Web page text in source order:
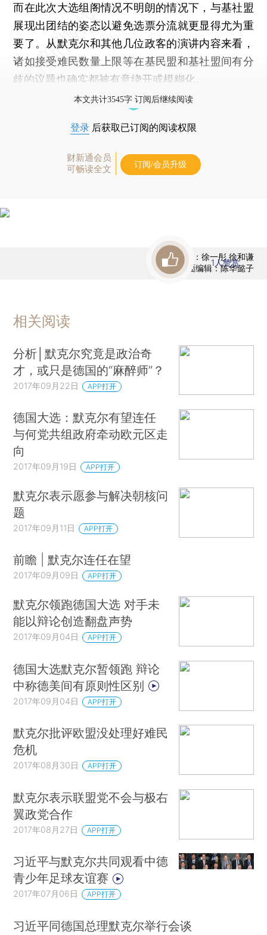
而在此次大选组阁情况不明朗的情况下，与基社盟
展现出团结的姿态以避免选票分流就更显得尤为重
要了。从默克尔和其他几位政客的演讲内容来看，
诸如接受难民数量上限等在基民盟和基社盟间有分
歧的议题也确实都被有意绕开或模糊化。
本文共计3545字 订阅后继续阅读
登录 后获取已订阅的阅读权限
财新通会员
可畅读全文
订阅/会员升级
责任编辑：徐一彤 徐和谦
版面编辑：陈华懿子
1 人赞赏
相关阅读
分析│默克尔究竟是政治奇
才，或只是德国的“麻醉师”？
2017年09月22日 APP打开
德国大选：默克尔有望连任
与何党共组政府牵动欧元区走
向
2017年09月19日 APP打开
默克尔表示愿参与解决朝核问
题
2017年09月11日 APP打开
前瞻 | 默克尔连任在望
2017年09月09日 APP打开
默克尔领跑德国大选 对手未
能以辩论创造翻盘声势
2017年09月04日 APP打开
德国大选默克尔暂领跑 辩论
中称德美间有原则性区别
2017年09月04日 APP打开
默克尔批评欧盟没处理好难民
危机
2017年08月30日 APP打开
默克尔表示联盟党不会与极右
翼政党合作
2017年08月27日 APP打开
习近平与默克尔共同观看中德
青少年足球友谊赛
2017年07月06日 APP打开
习近平同德国总理默克尔举行会谈